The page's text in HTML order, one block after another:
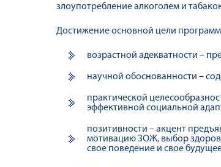
злоупотребление алкоголем и
Достижение основной цели
возрастной адекватности –
научной обоснованности –
практической
эффективной социальной
позитивности – акцент
мотивацию ЗОЖ, выбор
свое поведение и свое